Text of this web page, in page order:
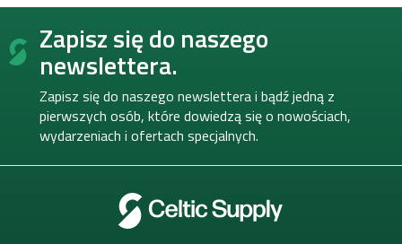
S
Zapisz się do naszego
newslettera.
Zapisz się do naszego newslettera i bądź jedną z
pierwszych osób, które dowiedzą się o nowościach,
wydarzeniach i ofertach specjalnych.